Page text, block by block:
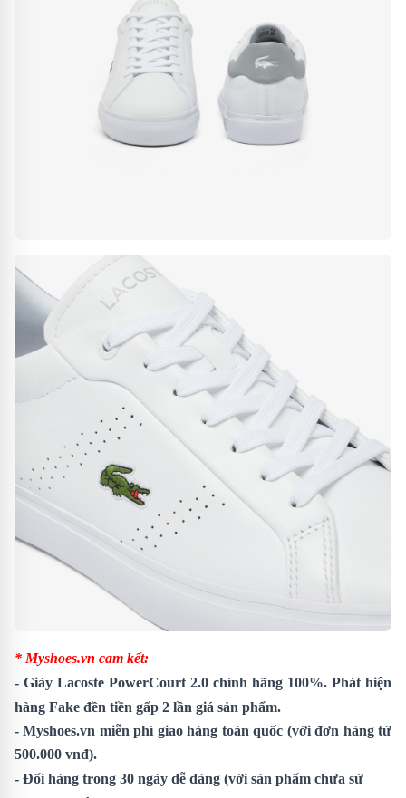
* Myshoes.vn cam kết:
- Giày Lacoste PowerCourt 2.0 chính hãng 100%. Phát hiện
hàng Fake đền tiền gấp 2 lần giá sản phẩm.
- Myshoes.vn miễn phí giao hàng toàn quốc (với đơn hàng từ
500.000 vnđ).
- Đổi hàng trong 30 ngày dễ dàng (với sản phẩm chưa sử